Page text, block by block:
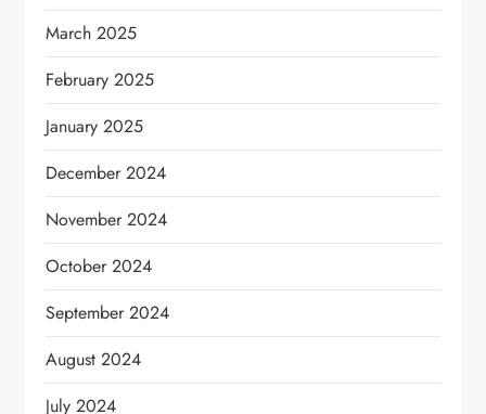
March 2025
February 2025
January 2025
December 2024
November 2024
October 2024
September 2024
August 2024
July 2024